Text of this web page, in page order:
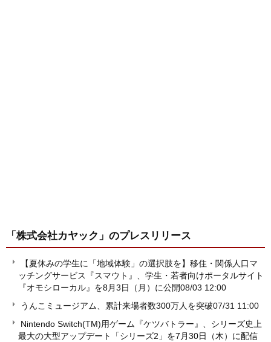
「株式会社カヤック」 のプレスリリース
【夏休みの学生に「地域体験」の選択肢を】移住・関係人口マ
ッチングサービス『スマウト』、学生・若者向けポータルサイト
『オモシローカル』を8月3日（月）に公開08/03 12:00
うんこミュージアム、累計来場者数300万人を突破07/31 11:00
Nintendo Switch(TM)用ゲーム『ケツバトラー』、シリーズ史上
最大の大型アップデート「シリーズ2」を7月30日（木）に配信